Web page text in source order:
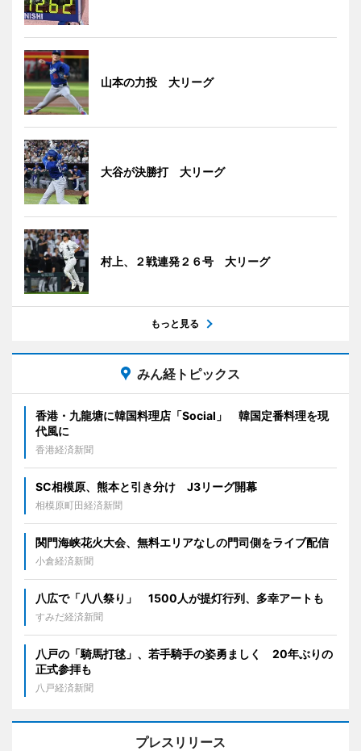
山本の力投 大リーグ
大谷が決勝打 大リーグ
村上、２戦連発２６号 大リーグ
もっと見る
みん経トピックス
香港・九龍塘に韓国料理店「Social」 韓国定番料理を現
代風に
香港経済新聞
SC相模原、熊本と引き分け J3リーグ開幕
相模原町田経済新聞
関門海峡花火大会、無料エリアなしの門司側をライブ配信
小倉経済新聞
八広で「八八祭り」 1500人が提灯行列、多幸アートも
すみだ経済新聞
八戸の「騎馬打毬」、若手騎手の姿勇ましく 20年ぶりの
正式参拝も
八戸経済新聞
プレスリリース